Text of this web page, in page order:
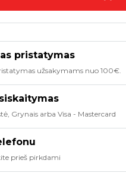
pristatymas
užsakymams nuo 100€.
Grynais arba Visa - Mastercard
prieš pirkdami